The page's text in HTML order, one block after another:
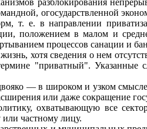
разблокирования
огосударствленной
т. е. в направ­лении
положением в малом и
процессов санации и
хотя сведе­ния о нем
"приватный". Указан­ные
— в широ­ком и узком
или даже сокращение
охватываю­щую все
или частному лицу.